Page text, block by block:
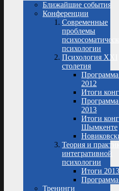
Ближайшие события
Конференции
Современные
проблемы
психологии
Психология XXI
столетия
Программа
2012
Итоги
Программа
2013
Итоги
Шымкенте
Теория и
интегративной
психологии
Итоги 2013
Программа
Тренинги